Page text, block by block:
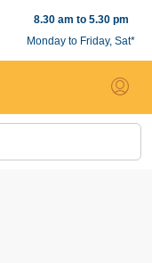
8.30 am to 5.30 pm
Monday to Friday, Sat*